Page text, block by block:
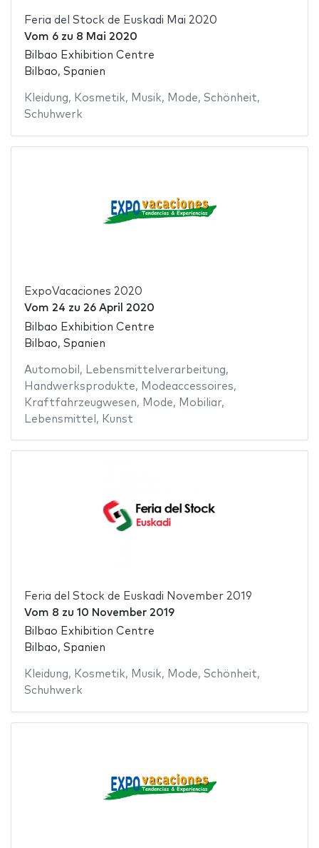
Feria del Stock de Euskadi Mai 2020
Vom 6zu 8 Mai 2020
Bilbao Exhibition Centre
Bilbao, Spanien
Kleidung, Kosmetik, Musik, Mode, Schönheit,
Schuhwerk
ExpoVacaciones 2020
Vom 24 zu 26 April 2020
Bilbao Exhibition Centre
Bilbao, Spanien
Automobil , Lebensmittelverarbeitung,
Handwerksprodukte, Modeaccessoires,
Kraftfahrzeugwesen, Mode, Mobiliar,
Lebensmittel , Kunst
Feria del Stock de Euskadi November 2019
Vom 8 zu 10 November 2019
Bilbao Exhibition Centre
Bilbao, Spanien
Kleidung, Kosmetik, Musik, Mode, Schönheit,
Schuhwerk